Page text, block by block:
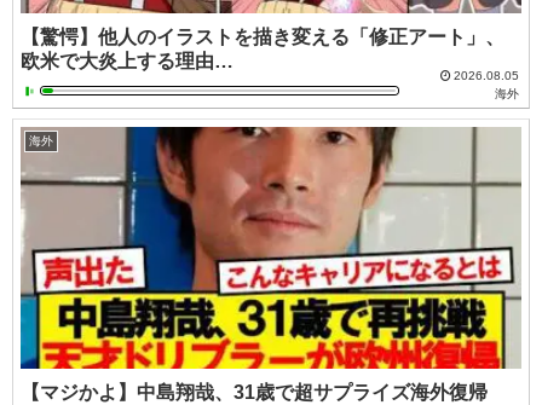
【驚愕】他人のイラストを描き変える「修正アート」、
欧米で大炎上する理由…
2026.08.05
海外
海外
【マジかよ】中島翔哉、31歳で超サプライズ海外復帰